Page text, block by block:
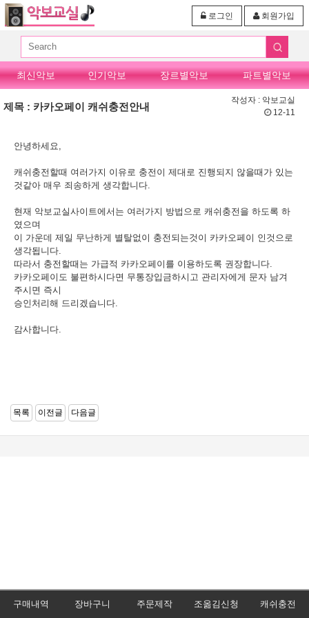
회원가입
로그인
최신악보 인기악보 장르별악보 파트별악보
제목 : 카카오페이 캐쉬충전안내
작성자 : 악보교실
12-11
안녕하세요,
캐쉬충전할때 여러가지 이유로 충전이 제대로 진행되지 않을때가 있는
것같아 매우 죄송하게 생각합니다.
현재 악보교실사이트에서는 여러가지 방법으로 캐쉬충전을 하도록 하
였으며
이 가운데 제일 무난하게 별탈없이 충전되는것이 카카오페이 인것으로
생각됩니다.
따라서 충전할때는 가급적 카카오페이를 이용하도록 권장합니다.
카카오페이도 불편하시다면 무통장입금하시고 관리자에게 문자 남겨
주시면 즉시
승인처리해 드리겠습니다.
감사합니다.
목록 이전글 다음글
구매내역 장바구니 주문제작 조옮김신청 캐쉬충전